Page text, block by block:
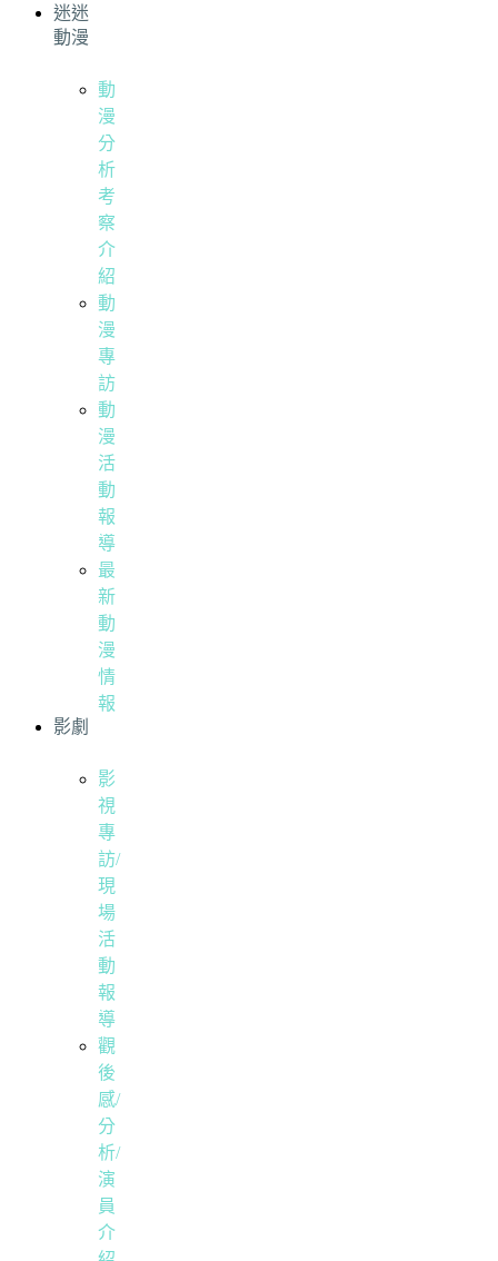
迷迷
動漫
動
漫
分
析
考
察
介
紹
動
漫
專
訪
動
漫
活
動
報
導
最
新
動
漫
情
報
影劇
影
視
專
訪/
現
場
活
動
報
導
觀
後
感/
分
析/
演
員
介